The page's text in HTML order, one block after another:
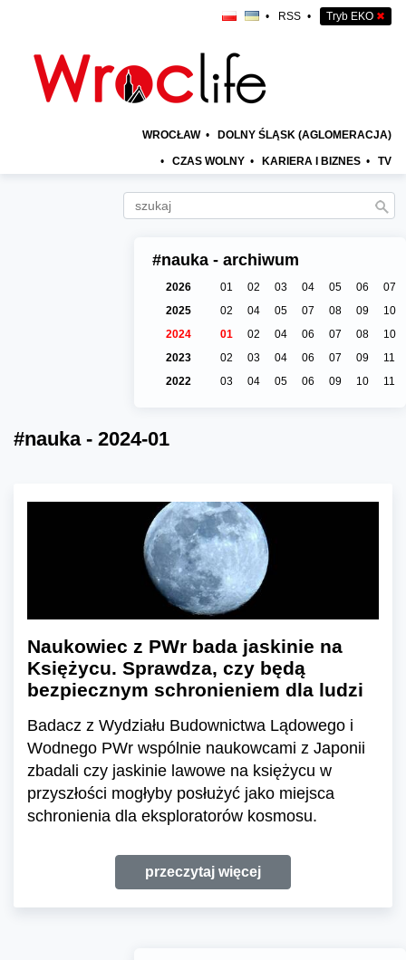
• RSS • Tryb EKO ✖
WROCŁAW • DOLNY ŚLĄSK (AGLOMERACJA)
• CZAS WOLNY • KARIERA I BIZNES • TV
#nauka - archiwum
2026 01 02 03 04 05 06
07
2025
02 04 05 07 08 09
10
2024
01 02 04 06 07 08
10
2023
02 03 04 06 07 09
11
2022
03 04 05 06 09 10 11
#nauka - 2024-01
Naukowiec z PWr bada jaskinie na
Księżycu. Sprawdza, czy będą
bezpiecznym schronieniem dla ludzi
Badacz z Wydziału Budownictwa Lądowego i
Wodnego PWr wspólnie naukowcami z Japonii
zbadali czy jaskinie lawowe na księżycu w
przyszłości mogłyby posłużyć jako miejsca
schronienia dla eksploratorów kosmosu.
przeczytaj więcej